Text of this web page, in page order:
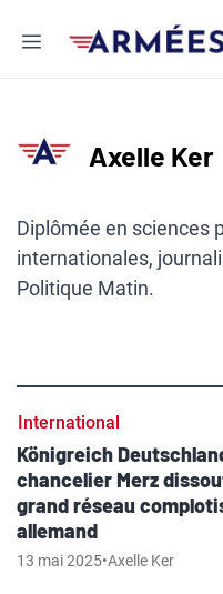
Menu
Axelle Ker
Diplômée en sciences
internationales,
Politique Matin.
International
Königreich
chancelier Merz
grand réseau
allemand
13 mai 2025•Axelle Ker